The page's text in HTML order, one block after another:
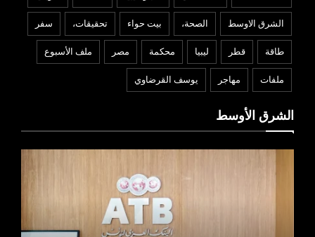
الشرق الاوسط الصحة، بيت حواء تحقيقات، سفر
طاقة قطر ليبيا محكمة مصر ملف الأسبوع
ملفات مهاجر يوسف القرضاوي
الشرق الأوسط